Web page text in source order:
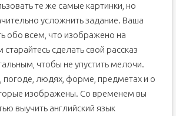
те же самые картинки, но
усложнить задание. Ваша
обо всем, что изображено на
сделать свой рассказ
чтобы не упустить мелочи.
погоде, людях, форме, предметах и о
изображены. Со временем вы
выучить английский язык